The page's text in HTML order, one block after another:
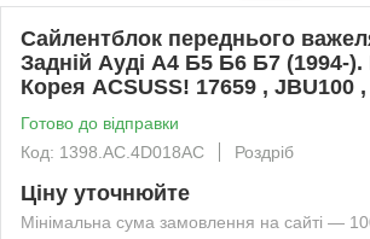
Сайлентблок переднього
Задній Ауді А4 Б5 Б6 Б7 (1994-).
Корея ACSUSS! 17659 , JBU100
Готово до відправки
Код: 1398.AC.4D018AC
Роздріб
Ціну уточнюйте
Мінімальна сума замовлення на сайті —